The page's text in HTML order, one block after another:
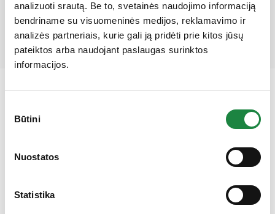
analizuoti srautą. Be to, svetainės naudojimo informaciją
bendriname su visuomeninės medijos, reklamavimo ir
analizės partneriais, kurie gali ją pridėti prie kitos jūsų
pateiktos arba naudojant paslaugas surinktos
informacijos.
pasirinkimas
Būtini
Nuostatos
Statistika Gauk 10% nuolaidą!